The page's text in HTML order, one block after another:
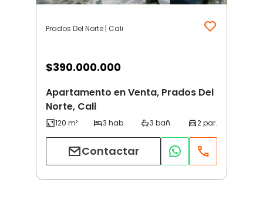
Prados Del Norte | Cali
$390.000.000
Apartamento en Venta, Prados Del
Norte, Cali
Contactar